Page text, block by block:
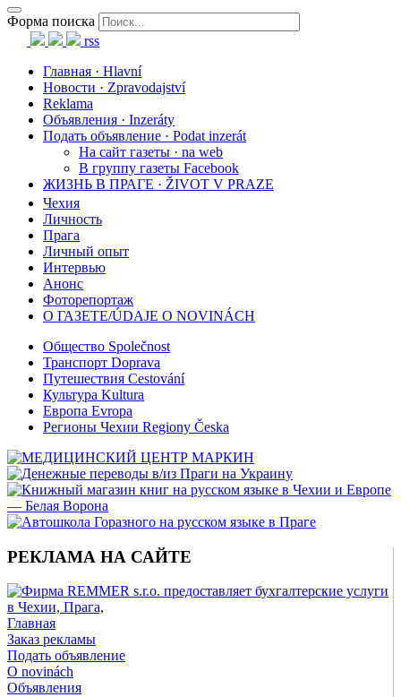
Форма поиска
rss
Главная · Hlavní
Новости · Zpravodajství
Reklama
Объявления · Inzeráty
Подать объявление · Podat inzerát
На сайт газеты · na web
В группу газеты Facebook
ЖИЗНЬ В ПРАГЕ · ŽIVOT V PRAZE
Чехия
Личность
Прага
Личный опыт
Интервью
Анонс
Фоторепортаж
О ГАЗЕТЕ/ÚDAJE O NOVINÁCH
Общество Společnost
Транспорт Doprava
Путешествия Cestování
Культура Kultura
Европа Evropa
Регионы Чехии Regiony Česka
РЕКЛАМА НА САЙТЕ
Главная
Заказ рекламы
Подать объявление
O novinách
Объявления